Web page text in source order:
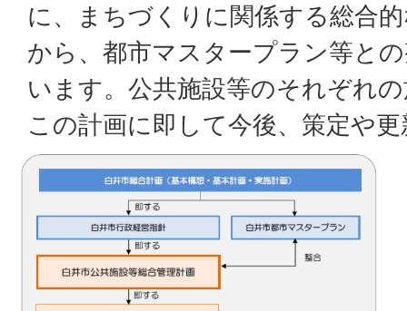
に、まちづくりに関係する総合
から、都市マスタープラン等と
います。公共施設等のそれぞれ
この計画に即して今後、策定や